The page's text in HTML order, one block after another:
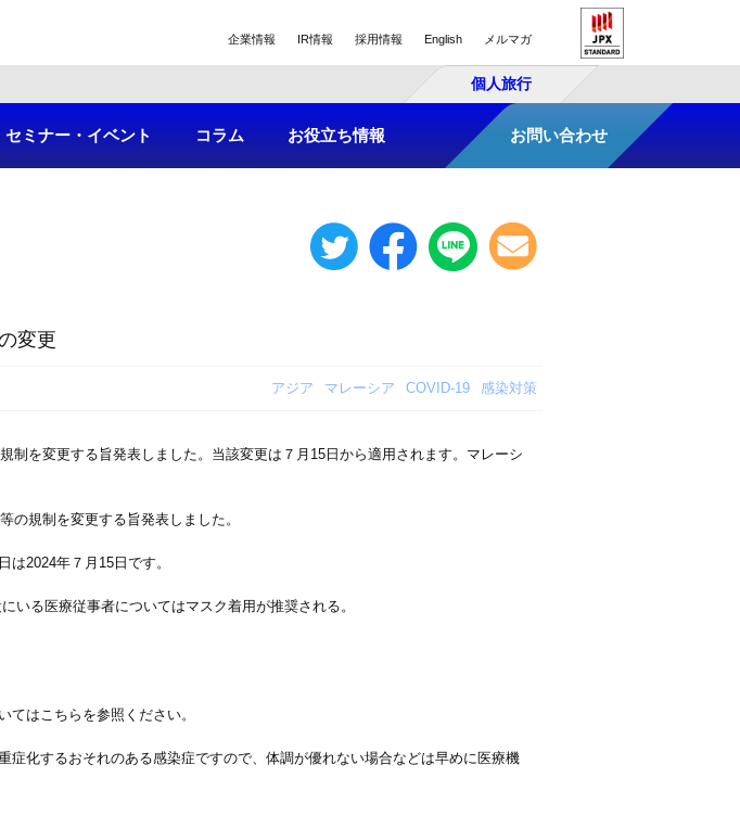
企業情報 IR情報 採用情報 English メルマガ
個人旅行
セミナー・イベント コラム お役立ち情報 お問い合わせ
変更
アジア マレーシア COVID-19 感染対策
を変更する旨発表しました。当該変更は７月15日から適用されます。マレーシ
規制を変更する旨発表しました。
2024年７月15日です。
いる医療従事者についてはマスク着用が推奨される。
はこちらを参照ください。
化するおそれのある感染症ですので、体調が優れない場合などは早めに医療機